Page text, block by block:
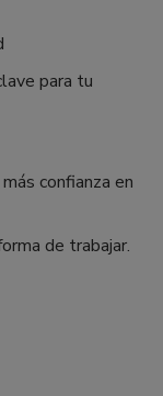
para tu
confianza en
de trabajar.